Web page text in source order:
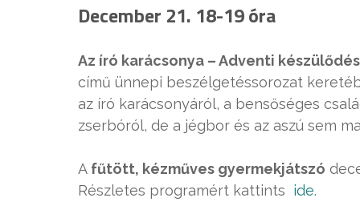
December 21. 18-19 óra
Az író karácsonya – Adventi
című ünnepi beszélgetéssorozat
az író karácsonyáról, a bensőséges
zserbóról, de a jégbor és az aszú sem
A fűtött, kézműves gyermekjátszó
Részletes programért kattints ide.